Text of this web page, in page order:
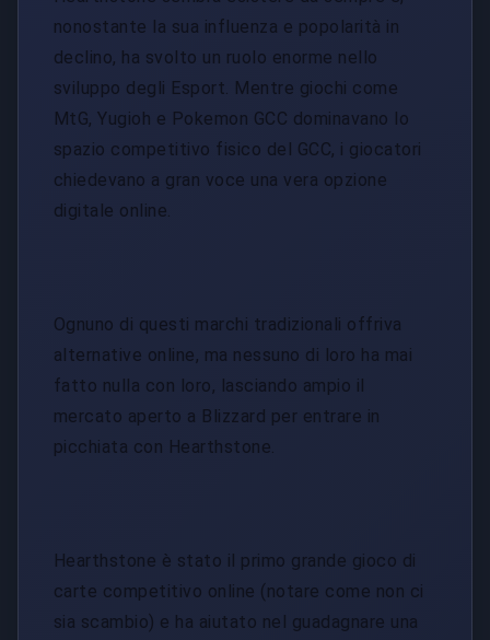
nonostante la sua influenza e popolarità in
declino, ha svolto un ruolo enorme nello
sviluppo degli Esport. Mentre giochi come
MtG, Yugioh e Pokemon GCC dominavano lo
spazio competitivo fisico del GCC, i giocatori
chiedevano a gran voce una vera opzione
digitale online.
Ognuno di questi marchi tradizionali offriva
alternative online, ma nessuno di loro ha mai
fatto nulla con loro, lasciando ampio il
mercato aperto a Blizzard per entrare in
picchiata con Hearthstone.
Hearthstone è stato il primo grande gioco di
carte competitivo online (notare come non ci
sia scambio) e ha aiutato nel guadagnare una